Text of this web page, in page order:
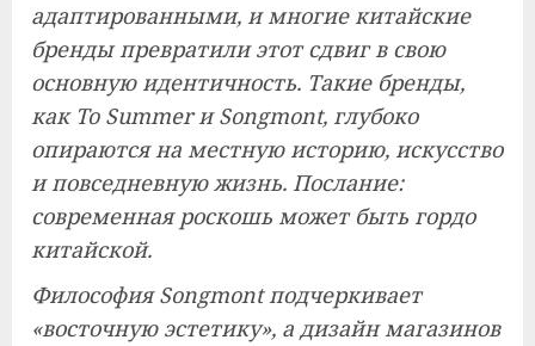
адаптированными, и многие китайские
бренды превратили этот сдвиг в свою
основную идентичность. Такие бренды,
как To Summer и Songmont, глубоко
опираются на местную историю, искусство
и повседневную жизнь. Послание:
современная роскошь может быть гордо
китайской.
Философия Songmont подчеркивает
«восточную эстетику», а дизайн магазинов